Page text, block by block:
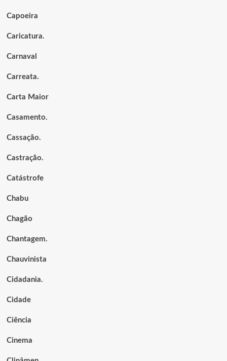
Capoeira
Caricatura.
Carnaval
Carreata.
Carta Maior
Casamento.
Cassação.
Castração.
Catástrofe
Chabu
Chagão
Chantagem.
Chauvinista
Cidadania.
Cidade
Ciência
Cinema